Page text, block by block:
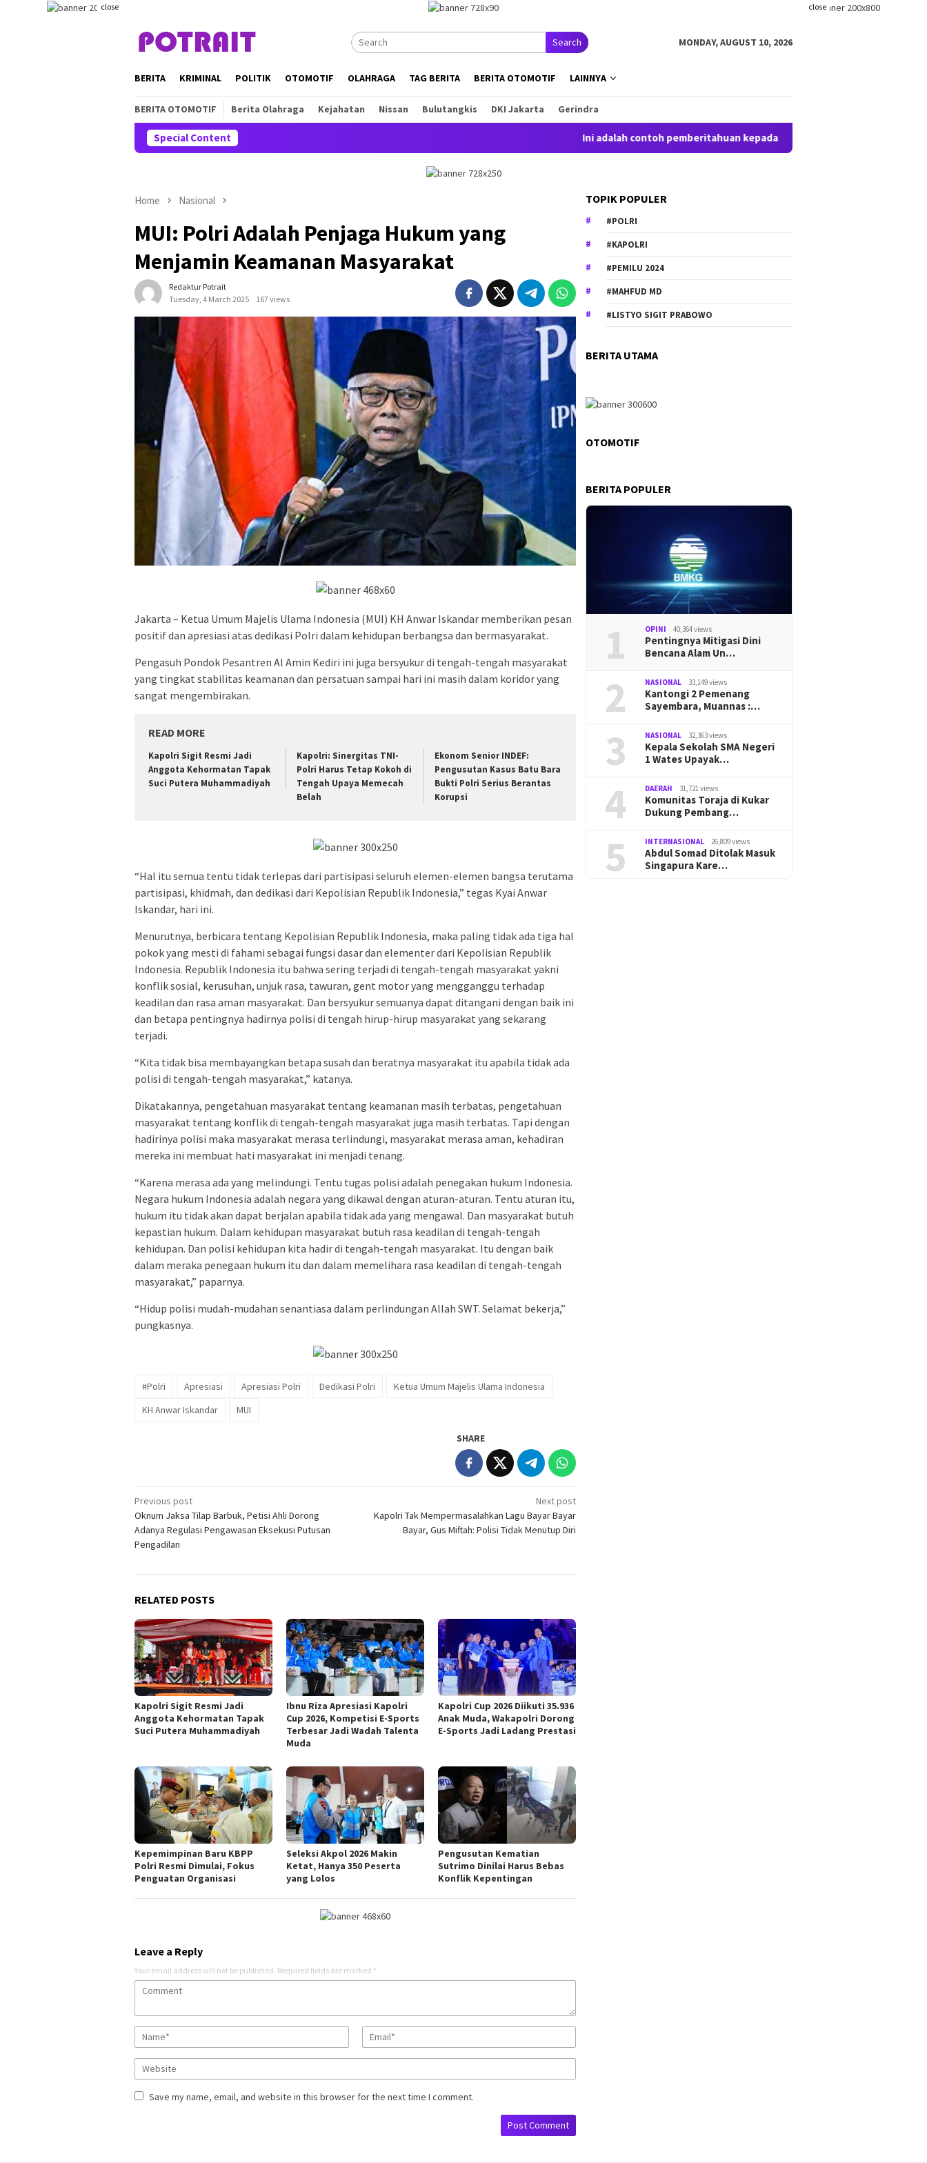
close close
Search MONDAY, AUGUST 10, 2026
BERITA KRIMINAL POLITIK OTOMOTIF OLAHRAGA TAG BERITA BERITA OTOMOTIF LAINNYA
BERITA OTOMOTIF Berita Olahraga Kejahatan Nissan Bulutangkis DKI Jakarta Gerindra
Special Content Ini adalah contoh pemberitahuan kepada pengunjung anda. Bloggingpro
Home Nasional
MUI: Polri Adalah Penjaga Hukum yang
Menjamin Keamanan Masyarakat
Redaktur Potrait
Tuesday, 4 March 2025
167 views
Jakarta – Ketua Umum Majelis Ulama Indonesia (MUI) KH Anwar Iskandar memberikan pesan
positif dan apresiasi atas dedikasi Polri dalam kehidupan berbangsa dan bermasyarakat.
Pengasuh Pondok Pesantren Al Amin Kediri ini juga bersyukur di tengah-tengah masyarakat
yang tingkat stabilitas keamanan dan persatuan sampai hari ini masih dalam koridor yang
sangat mengembirakan.
READ MORE
Kapolri Sigit Resmi Jadi
Anggota Kehormatan Tapak
Suci Putera Muhammadiyah
Kapolri: Sinergitas TNI-
Polri Harus Tetap Kokoh di
Tengah Upaya Memecah
Belah
Ekonom Senior INDEF:
Pengusutan Kasus Batu Bara
Bukti Polri Serius Berantas
Korupsi
“Hal itu semua tentu tidak terlepas dari partisipasi seluruh elemen-elemen bangsa terutama
partisipasi, khidmah, dan dedikasi dari Kepolisian Republik Indonesia,” tegas Kyai Anwar
Iskandar, hari ini.
Menurutnya, berbicara tentang Kepolisian Republik Indonesia, maka paling tidak ada tiga hal
pokok yang mesti di fahami sebagai fungsi dasar dan elementer dari Kepolisian Republik
Indonesia. Republik Indonesia itu bahwa sering terjadi di tengah-tengah masyarakat yakni
konflik sosial, kerusuhan, unjuk rasa, tawuran, gent motor yang mengganggu terhadap
keadilan dan rasa aman masyarakat. Dan bersyukur semuanya dapat ditangani dengan baik ini
dan betapa pentingnya hadirnya polisi di tengah hirup-hirup masyarakat yang sekarang
terjadi.
“Kita tidak bisa membayangkan betapa susah dan beratnya masyarakat itu apabila tidak ada
polisi di tengah-tengah masyarakat,” katanya.
Dikatakannya, pengetahuan masyarakat tentang keamanan masih terbatas, pengetahuan
masyarakat tentang konflik di tengah-tengah masyarakat juga masih terbatas. Tapi dengan
hadirinya polisi maka masyarakat merasa terlindungi, masyarakat merasa aman, kehadiran
mereka ini membuat hati masyarakat ini menjadi tenang.
“Karena merasa ada yang melindungi. Tentu tugas polisi adalah penegakan hukum Indonesia.
Negara hukum Indonesia adalah negara yang dikawal dengan aturan-aturan. Tentu aturan itu,
hukum itu tidak akan dapat berjalan apabila tidak ada yang mengawal. Dan masyarakat butuh
kepastian hukum. Dalam kehidupan masyarakat butuh rasa keadilan di tengah-tengah
kehidupan. Dan polisi kehidupan kita hadir di tengah-tengah masyarakat. Itu dengan baik
dalam meraka penegaan hukum itu dan dalam memelihara rasa keadilan di tengah-tengah
masyarakat,” paparnya.
“Hidup polisi mudah-mudahan senantiasa dalam perlindungan Allah SWT. Selamat bekerja,”
pungkasnya.
#Polri Apresiasi Apresiasi Polri Dedikasi Polri
Ketua Umum Majelis Ulama Indonesia
KH Anwar Iskandar
MUI
SHARE
Post
navigation
Previous post
Oknum Jaksa Tilap Barbuk, Petisi Ahli Dorong
Adanya Regulasi Pengawasan Eksekusi Putusan
Pengadilan
Next post
Kapolri Tak Mempermasalahkan Lagu Bayar Bayar
Bayar, Gus Miftah: Polisi Tidak Menutup Diri
RELATED POSTS
Kapolri Sigit Resmi Jadi
Anggota Kehormatan Tapak
Suci Putera Muhammadiyah
Ibnu Riza Apresiasi Kapolri
Cup 2026, Kompetisi E-Sports
Terbesar Jadi Wadah Talenta
Muda
Kapolri Cup 2026 Diikuti 35.936
Anak Muda, Wakapolri Dorong
E-Sports Jadi Ladang Prestasi
Kepemimpinan Baru KBPP
Polri Resmi Dimulai, Fokus
Penguatan Organisasi
Seleksi Akpol 2026 Makin
Ketat, Hanya 350 Peserta
yang Lolos
Pengusutan Kematian
Sutrimo Dinilai Harus Bebas
Konflik Kepentingan
Leave a Reply
Your email address will not be published. Required fields are marked *
Save my name, email, and website in this browser for the next time I comment.
TOPIK POPULER
#POLRI
#KAPOLRI
#PEMILU 2024
#MAHFUD MD
#LISTYO SIGIT PRABOWO
BERITA UTAMA
OTOMOTIF
BERITA POPULER
1 OPINI 40,364 views
Pentingnya Mitigasi Dini
Bencana Alam Un…
2 NASIONAL 33,149 views
Kantongi 2 Pemenang
Sayembara, Muannas :…
3 NASIONAL 32,363 views
Kepala Sekolah SMA Negeri
1 Wates Upayak…
4 DAERAH 31,721 views
Komunitas Toraja di Kukar
Dukung Pembang…
5 INTERNASIONAL 26,809 views
Abdul Somad Ditolak Masuk
Singapura Kare…